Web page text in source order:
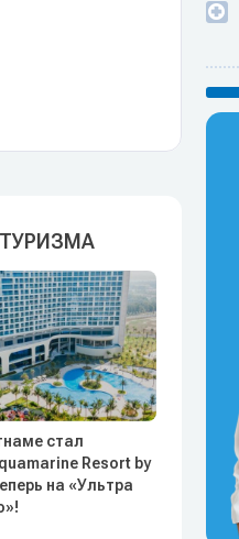
стал
Resort by
на «Ультра